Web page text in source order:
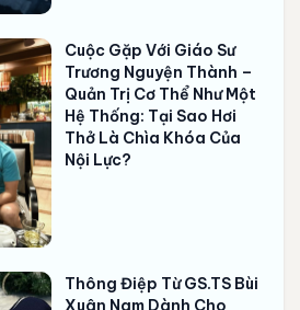
Cuộc Gặp Với Giáo Sư
Trương Nguyện Thành –
Quản Trị Cơ Thể Như Một
Hệ Thống: Tại Sao Hơi
Thở Là Chìa Khóa Của
Nội Lực?
Thông Điệp Từ GS.TS Bùi
Xuân Nam Dành Cho